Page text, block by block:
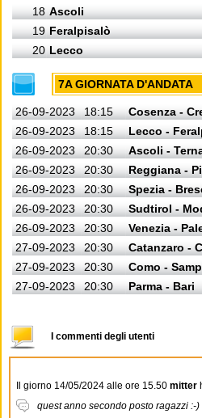
18 Ascoli
19 Feralpisalò
20 Lecco
7A GIORNATA D'ANDATA
26-09-2023 18:15
Cosenza -
26-09-2023
18:15
Lecco -
26-09-2023
20:30
Ascoli -
26-09-2023
20:30
Reggiana -
26-09-2023
20:30
Spezia -
26-09-2023
20:30
Sudtirol -
26-09-2023
20:30
Venezia -
27-09-2023
20:30
Catanzaro -
27-09-2023
20:30
Como -
27-09-2023
20:30 Parma - Bari
I commenti degli utenti
Il giorno 14/05/2024 alle ore 15.50 mitter
quest anno secondo posto ragazzi :-)